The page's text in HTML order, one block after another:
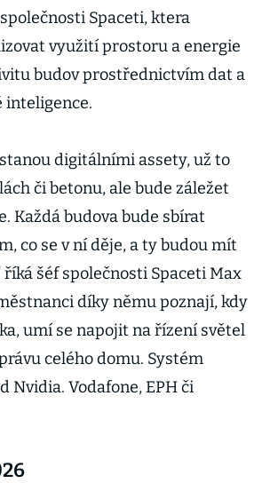
Spaceti, ktera
využití prostoru a energie
budov prostřednictvím dat a
digitálními assety, už to
či betonu, ale bude záležet
Každá budova bude sbírat
co se v ní děje, a ty budou mít
říká šéf společnosti Spaceti Max
díky němu poznají, kdy
umí se napojit na řízení světel
celého domu. Systém
Nvidia. Vodafone, EPH či